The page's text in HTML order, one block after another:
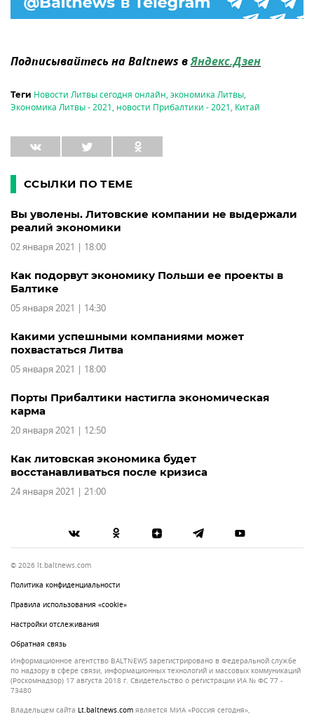
Подписывайтесь на Baltnews вЯндекс.Дзен
Теги Новости Литвы сегодня онлайн,экономика Литвы,
Экономика Литвы - 2021, новости Прибалтики - 2021, Китай
ССЫЛКИ ПО ТЕМЕ
Вы уволены. Литовские компании не выдержали
реалий экономики
02 января 2021 | 18:00
Как подорвут экономику Польши ее проекты в
Балтике
05 января 2021 | 14:30
Какими успешными компаниями может
похвастаться Литва
05 января 2021 | 18:00
Порты Прибалтики настигла экономическая
карма
20 января 2021 | 12:50
Как литовская экономика будет
восстанавливаться после кризиса
24 января 2021 | 21:00
© 2026 lt.baltnews.com
Политика конфиденциальности
Правила использования «cookie»
Настройки отслеживания
Обратная связь
Информационное агентство BALTNEWS зарегистрировано в Федеральной службе
по надзору в сфере связи, информационных технологий и массовых коммуникаций
(Роскомнадзор) 17 августа 2018 г. Свидетельство о регистрации ИА № ФС 77 -
73480
Владельцем сайта lt.baltnews.com является МИА «Россия сегодня»,